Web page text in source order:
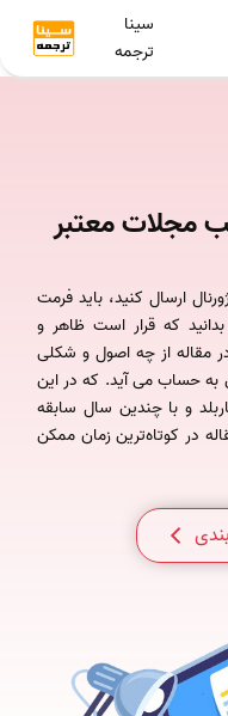
سینا
ترجمه
مجلات معتبر
ارسال کنید، باید فرمت
بدانید که قرار است ظاهر و
مقاله از چه اصول و شکلی
به حساب می آید. که در این
و با چندین سال سابقه
در کوتاه‌ترین زمان ممکن